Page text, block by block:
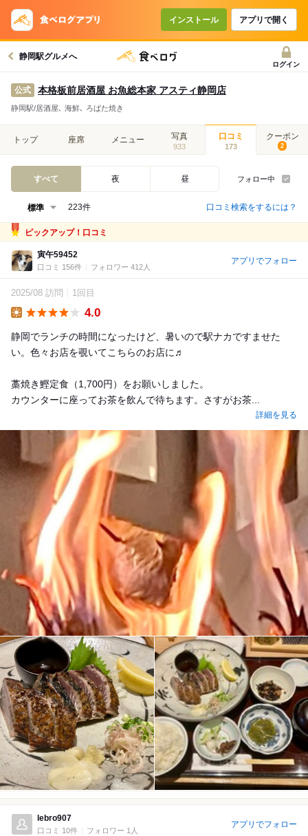
インストール アプリで開く
静岡駅グルメへ
ログイン
公式 本格板前居酒屋 お魚総本家 アスティ静岡店
静岡駅/居酒屋､ 海鮮､ ろばた焼き
トップ 座席 メニュー 写真
933
口コミ
173
クーポン
2
すべて 夜 昼 フォロー中
223件 口コミ検索をするには？
ピックアップ！口コミ
寅午59452
口コミ 156件 フォロワー 412人
アプリでフォロー
2025/08 訪問 1回目
4.0
静岡でランチの時間になったけど、暑いので駅ナカですませた
い。色々お店を覗いてこちらのお店に♬
藁焼き鰹定食（1,700円）をお願いしました。
カウンターに座ってお茶を飲んで待ちます。さすがお茶...
詳細を見る
lebro907
口コミ 10件 フォロワー 1人
アプリでフォロー